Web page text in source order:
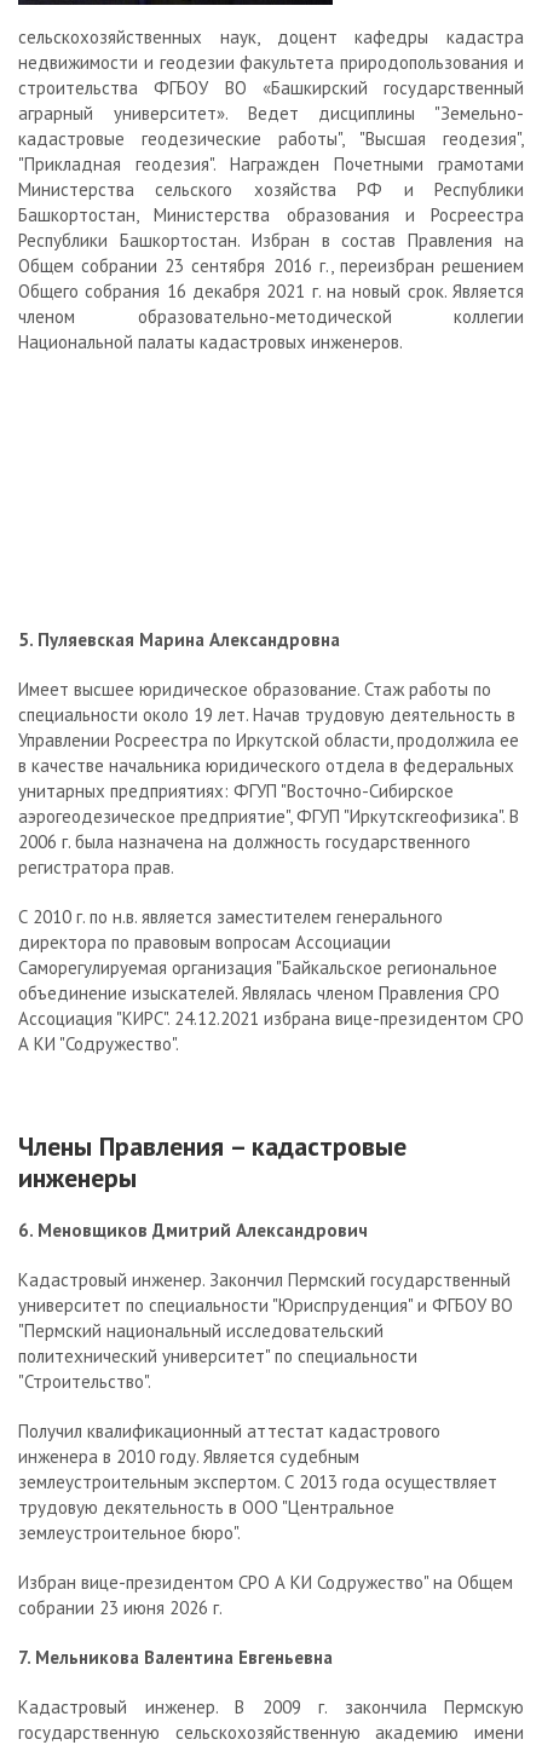
сельскохозяйственных наук, доцент кафедры кадастра
недвижимости и геодезии факультета природопользования и
строительства ФГБОУ ВО «Башкирский государственный
аграрный университет». Ведет дисциплины "Земельно-
кадастровые геодезические работы", "Высшая геодезия",
"Прикладная геодезия". Награжден Почетными грамотами
Министерства сельского хозяйства РФ и Республики
Башкортостан, Министерства образования и Росреестра
Республики Башкортостан. Избран в состав Правления на
Общем собрании 23 сентября 2016 г., переизбран решением
Общего собрания 16 декабря 2021 г. на новый срок. Является
членом образовательно-методической коллегии
Национальной палаты кадастровых инженеров.
5. Пуляевская Марина Александровна
Имеет высшее юридическое образование. Стаж работы по
специальности около 19 лет. Начав трудовую деятельность в
Управлении Росреестра по Иркутской области, продолжила ее
в качестве начальника юридического отдела в федеральных
унитарных предприятиях: ФГУП "Восточно-Сибирское
аэрогеодезическое предприятие", ФГУП "Иркутскгеофизика". В
2006 г. была назначена на должность государственного
регистратора прав.
С 2010 г. по н.в. является заместителем генерального
директора по правовым вопросам Ассоциации
Саморегулируемая организация "Байкальское региональное
объединение изыскателей. Являлась членом Правления СРО
Ассоциация "КИРС". 24.12.2021 избрана вице-президентом СРО
А КИ "Содружество".
Члены Правления – кадастровые
инженеры
6. Меновщиков Дмитрий Александрович
Кадастровый инженер. Закончил Пермский государственный
университет по специальности "Юриспруденция" и ФГБОУ ВО
"Пермский национальный исследовательский
политехнический университет" по специальности
"Строительство".
Получил квалификационный аттестат кадастрового
инженера в 2010 году. Является судебным
землеустроительным экспертом. С 2013 года осуществляет
трудовую декятельность в ООО "Центральное
землеустроительное бюро".
Избран вице-президентом СРО А КИ Содружество" на Общем
собрании 23 июня 2026 г.
7. Мельникова Валентина Евгеньевна
Кадастровый инженер. В 2009 г. закончила Пермскую
государственную сельскохозяйственную академию имени